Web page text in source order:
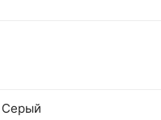
Серый